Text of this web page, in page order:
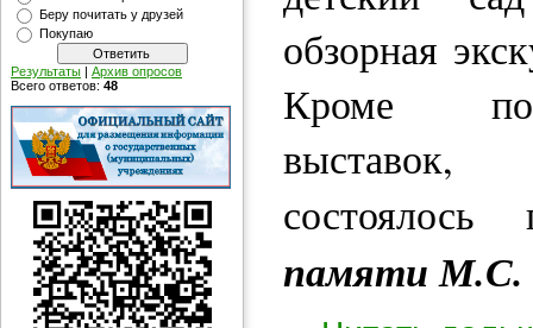
Беру почитать у друзей
Покупаю
Результаты | Архив опросов
Всего ответов: 48
обзорная
Кроме
выставок,
памяти М.С.